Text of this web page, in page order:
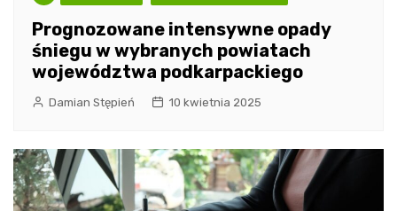
Prognozowane intensywne opady
śniegu w wybranych powiatach
województwa podkarpackiego
Damian Stępień 10 kwietnia 2025